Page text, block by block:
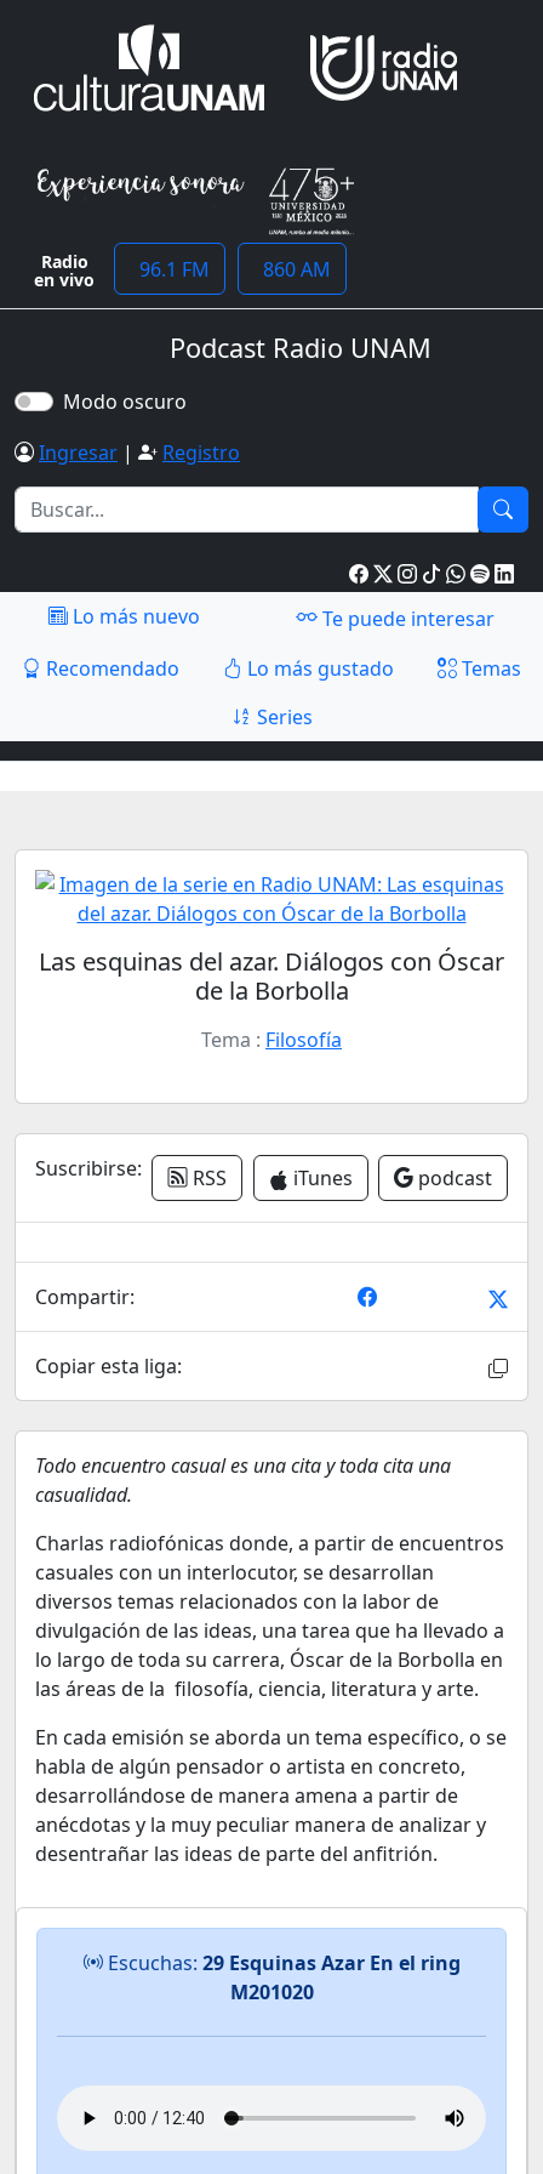
Radio
en vivo 96.1 FM 860 AM
Podcast Radio UNAM
Modo oscuro
Ingresar | Registro
Lo más nuevo
Te puede interesar
Recomendado
Lo más gustado
Temas
Series
Las esquinas del azar. Diálogos con Óscar
de la Borbolla
Tema : Filosofía
Suscribirse: RSS iTunes podcast
Compartir:
Copiar esta liga:
Todo encuentro casual es una cita y toda cita una
casualidad.
Charlas radiofónicas donde, a partir de encuentros
casuales con un interlocutor, se desarrollan
diversos temas relacionados con la labor de
divulgación de las ideas, una tarea que ha llevado a
lo largo de toda su carrera, Óscar de la Borbolla en
las áreas de la filosofía, ciencia, literatura y arte.
En cada emisión se aborda un tema específico, o se
habla de algún pensador o artista en concreto,
desarrollándose de manera amena a partir de
anécdotas y la muy peculiar manera de analizar y
desentrañar las ideas de parte del anfitrión.
Escuchas: 29 Esquinas Azar En el ring
M201020